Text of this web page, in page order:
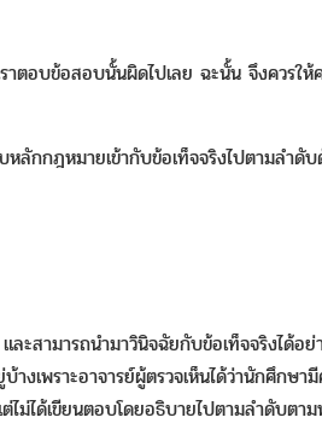
าตอบข้อสอบนั้นผิดไปเลย ฉะนั้น จึงควรใ
ลักกฎหมายเข้ากับข้อเท็จจริงไปตามลำดั
ะสามารถนำมาวินิจฉัยกับข้อเท็จจริงได้อ
พราะอาจารย์ผู้ตรวจเห็นได้ว่านักศึกษามี
ได้เขียนตอบโดยอธิบายไปตามลำดับตา